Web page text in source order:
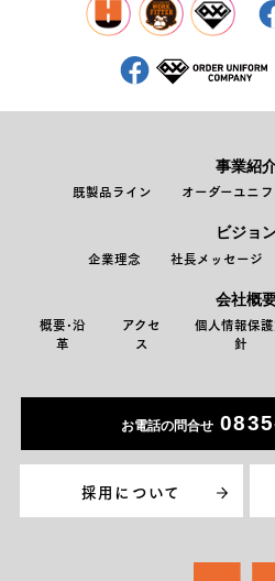
事業紹
既製品ライン オーダーユニフ
ビジョ
企業理念 社長メッセージ
会社概
概要･沿
革
アクセ
ス
個人情報保
針
お電話の問合せ
採用について